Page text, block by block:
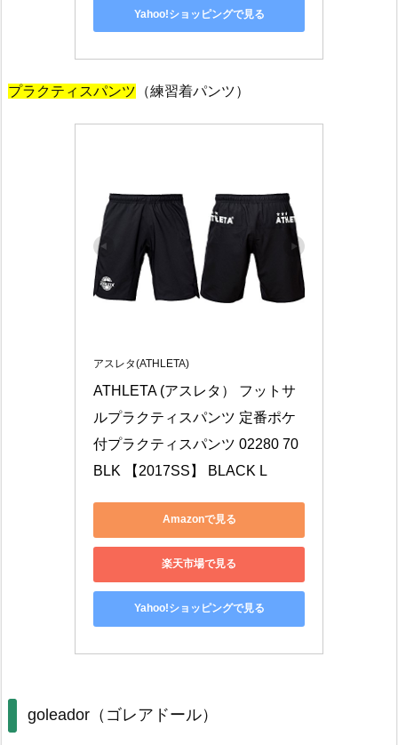
Yahoo!ショッピングで見る
プラクティスパンツ （練習着パンツ）
アスレタ(ATHLETA)
ATHLETA (アスレタ） フットサ
ルプラクティスパンツ 定番ポケ
付プラクティスパンツ 02280 70
BLK 【2017SS】 BLACK L
Amazonで見る
楽天市場で見る
Yahoo!ショッピングで見る
goleador（ゴレアドール）